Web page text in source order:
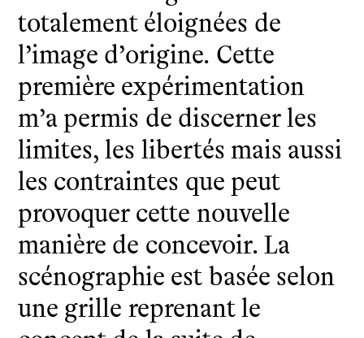
totalement éloignées de
l’image d’origine. Cette
première expérimentation
m’a permis de discerner les
limites, les libertés mais aussi
les contraintes que peut
provoquer cette nouvelle
manière de concevoir. La
scénographie est basée selon
une grille reprenant le